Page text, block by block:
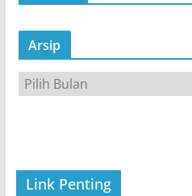
Arsip
r
Link Penting